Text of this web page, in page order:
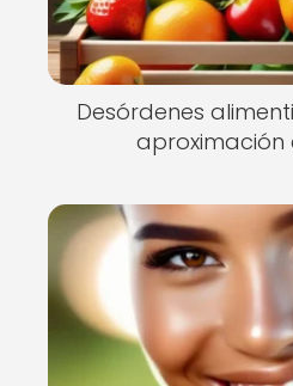
Desórdenes
aproximación